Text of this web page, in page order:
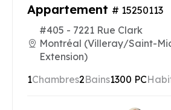
Appartement # 15250113
#405 - 7221 Rue Clark
Montréal (Villeray/Saint-
Extension)
1Chambres2Bains1300 PC